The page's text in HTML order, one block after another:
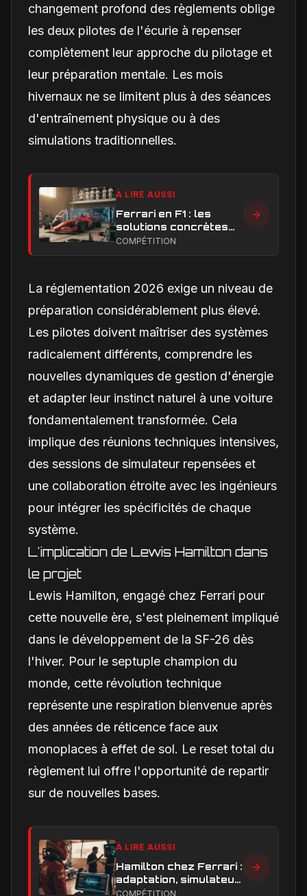
changement profond des règlements oblige
les deux pilotes de l'écurie à repenser
complètement leur approche du pilotage et
leur préparation mentale. Les mois
hivernaux ne se limitent plus à des séances
d'entraînement physique ou à des
simulations traditionnelles.
À LIRE AUSSI
Ferrari en F1 : les
solutions concrètes
pour combler son
COMPÉTITION
La réglementation 2026 exige un niveau de
préparation considérablement plus élevé.
Les pilotes doivent maîtriser des systèmes
radicalement différents, comprendre les
nouvelles dynamiques de gestion d'énergie
et adapter leur instinct naturel à une voiture
fondamentalement transformée. Cela
implique des réunions techniques intensives,
des sessions de simulateur repensées et
une collaboration étroite avec les ingénieurs
pour intégrer les spécificités de chaque
système.
L'implication de Lewis Hamilton dans
le projet
Lewis Hamilton, engagé chez Ferrari pour
cette nouvelle ère, s'est pleinement impliqué
dans le développement de la SF-26 dès
l'hiver. Pour le septuple champion du
monde, cette révolution technique
représente une respiration bienvenue après
des années de réticence face aux
monoplaces à effet de sol. Le reset total du
règlement lui offre l'opportunité de repartir
sur de nouvelles bases.
À LIRE AUSSI
Hamilton chez Ferrari :
adaptation, simulateur
et critiques, ce qui
COMPÉTITION